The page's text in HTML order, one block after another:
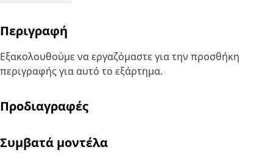
Περιγραφή
Εξακολουθούμε να εργαζόμαστε για την προσθήκη
περιγραφής για αυτό το εξάρτημα.
Προδιαγραφές
Συμβατά μοντέλα